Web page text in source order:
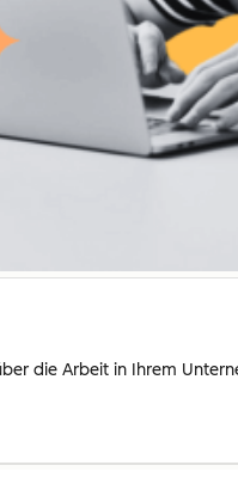
die Arbeit in Ihrem